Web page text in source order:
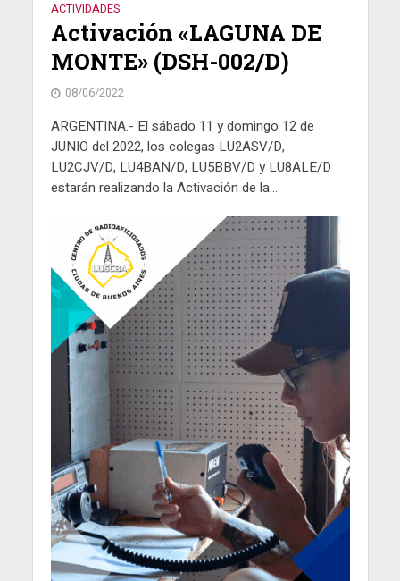
ACTIVIDADES
Activación «LAGUNA DE
MONTE» (DSH-002/D)
08/06/2022
ARGENTINA.- El sábado 11 y domingo 12 de
JUNIO del 2022, los colegas LU2ASV/D,
LU2CJV/D, LU4BAN/D, LU5BBV/D y LU8ALE/D
estarán realizando la Activación de la...